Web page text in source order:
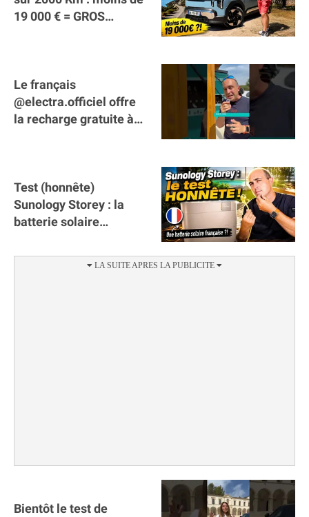
19 000 € = GROS
Le français
@electra.officiel offre
la recharge gratuite à
Test (honnête)
Sunology Storey : la
batterie solaire
Bientôt le test de